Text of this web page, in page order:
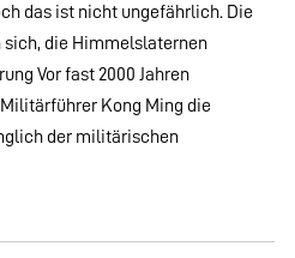
das ist nicht ungefährlich. Die
die Himmelslaternen
Vor fast 2000 Jahren
Kong Ming die
der militärischen